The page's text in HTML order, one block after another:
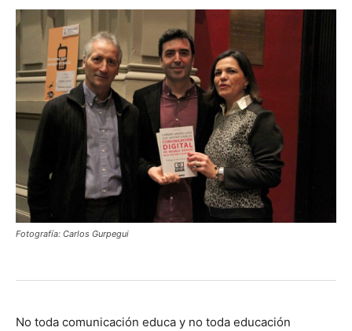
Fotografía: Carlos Gurpegui
No toda comunicación educa y no toda educación